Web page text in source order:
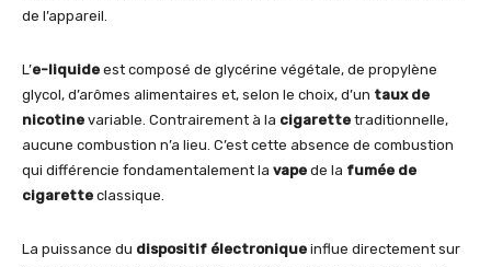
de l’appareil.
L’e-liquide est composé de glycérine végétale, de propylène
glycol, d’arômes alimentaires et, selon le choix, d’un taux de
nicotine variable. Contrairement à la cigarette traditionnelle,
aucune combustion n’a lieu. C’est cette absence de combustion
qui différencie fondamentalement la vape de la fumée de
cigarette classique.
La puissance du dispositif électronique influe directement sur